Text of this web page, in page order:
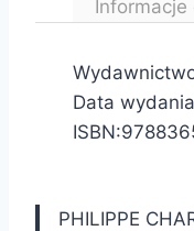
Data
PHILIPPE